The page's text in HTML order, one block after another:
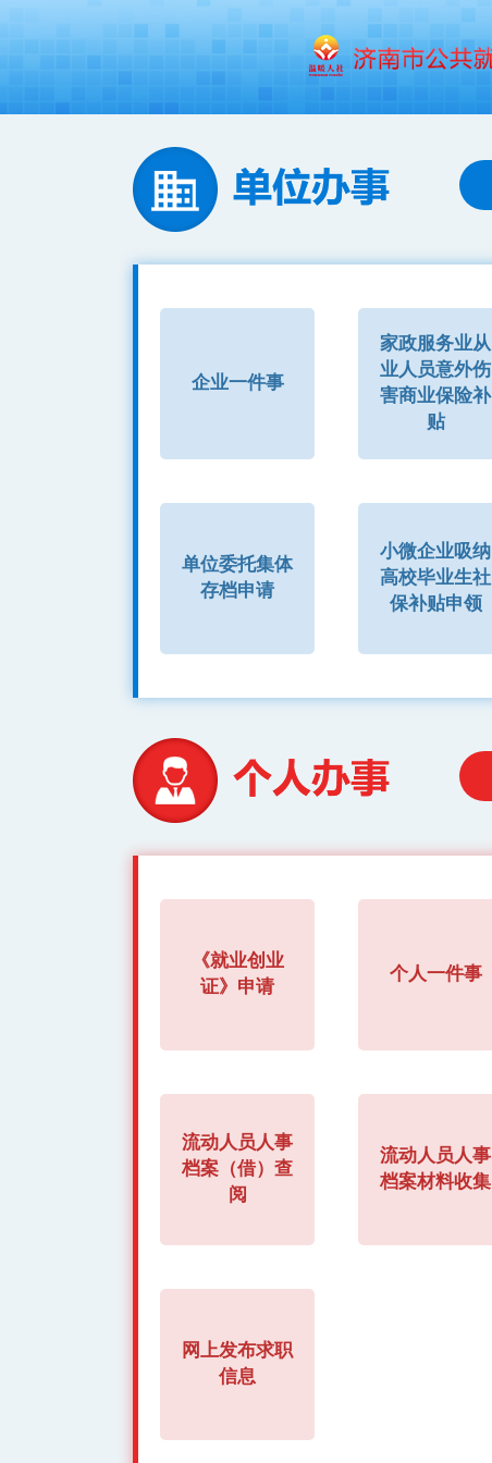
企业一件事
家政服务业从
业人员意外伤
害商业保险补
贴
单位委托集体
存档申请
小微企业吸纳
高校毕业生社
保补贴申领
《就业创业
证》申请
个人一件事
流动人员人事
档案（借）查
阅
流动人员人事
档案材料收集
网上发布求职
信息